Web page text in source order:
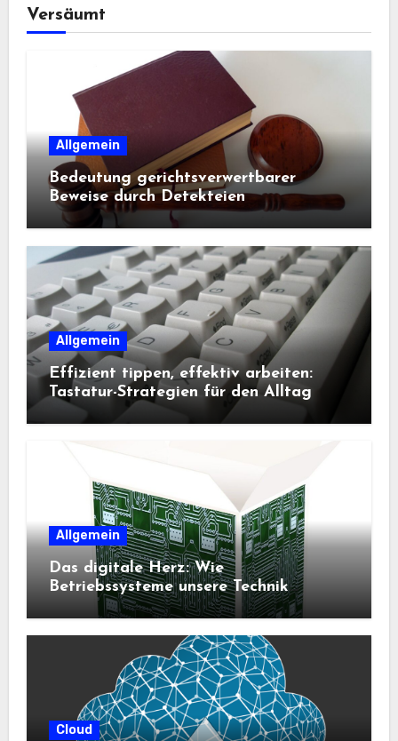
Versäumt
Allgemein
Bedeutung gerichtsverwertbarer
Beweise durch Detekteien
Allgemein
Effizient tippen, effektiv arbeiten:
Tastatur-Strategien für den Alltag
Allgemein
Das digitale Herz: Wie
Betriebssysteme unsere Technik
steuern
Cloud